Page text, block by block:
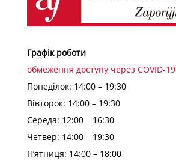
Графік роботи
обмеження доступу через COVID-19
Понеділок: 14:00 – 19:30
Вівторок: 14:00 – 19:30
Середа: 12:00 – 16:30
Четвер: 14:00 – 19:30
П’ятниця: 14:00 – 18:00